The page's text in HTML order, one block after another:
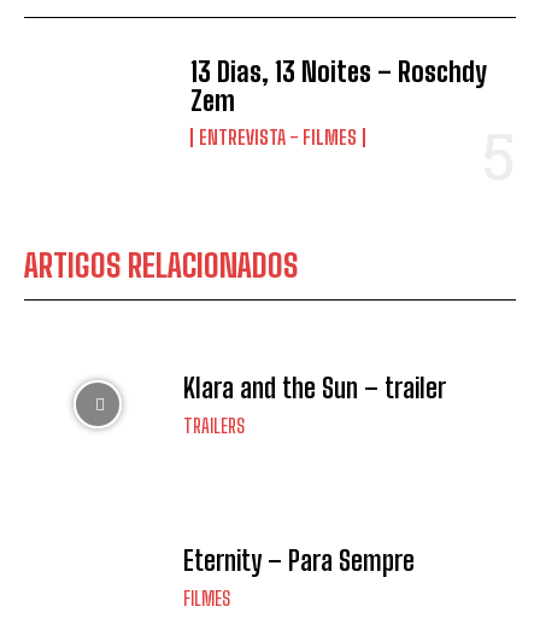
13 Dias, 13 Noites – Roschdy
Zem
ENTREVISTA - FILMES
ARTIGOS RELACIONADOS
Klara and the Sun – trailer
TRAILERS
Eternity – Para Sempre
FILMES